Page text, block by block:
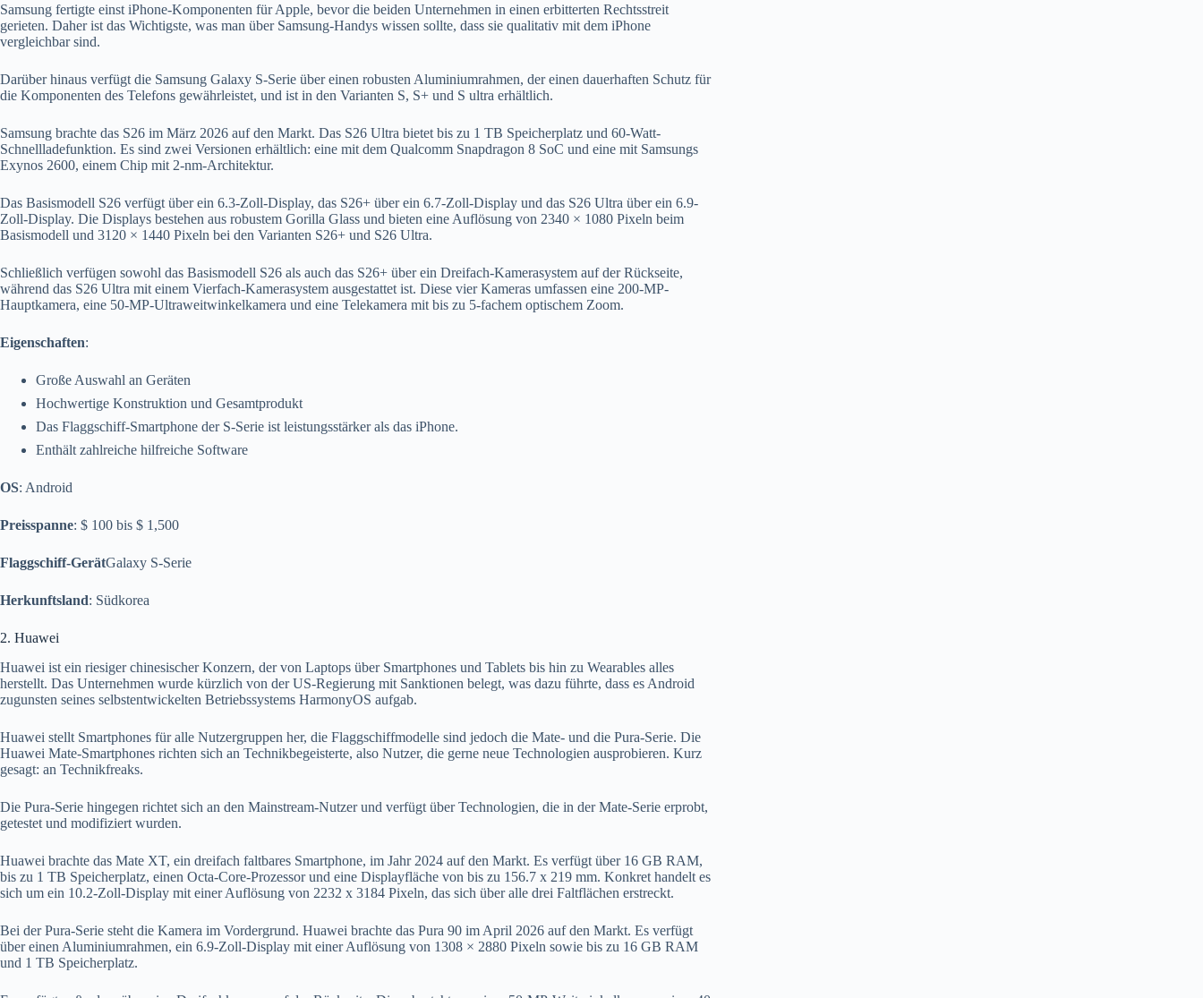
Samsung fertigte einst iPhone-Komponenten für Apple, bevor die beiden Unternehmen in einen erbitterten Rechtsstreit
gerieten. Daher ist das Wichtigste, was man über Samsung-Handys wissen sollte, dass sie qualitativ mit dem iPhone
vergleichbar sind.
Darüber hinaus verfügt die Samsung Galaxy S-Serie über einen robusten Aluminiumrahmen, der einen dauerhaften Schutz für
die Komponenten des Telefons gewährleistet, und ist in den Varianten S, S+ und S ultra erhältlich.
Samsung brachte das S26 im März 2026 auf den Markt. Das S26 Ultra bietet bis zu 1 TB Speicherplatz und 60-Watt-
Schnellladefunktion. Es sind zwei Versionen erhältlich: eine mit dem Qualcomm Snapdragon 8 SoC und eine mit Samsungs
Exynos 2600, einem Chip mit 2-nm-Architektur.
Das Basismodell S26 verfügt über ein 6.3-Zoll-Display, das S26+ über ein 6.7-Zoll-Display und das S26 Ultra über ein 6.9-
Zoll-Display. Die Displays bestehen aus robustem Gorilla Glass und bieten eine Auflösung von 2340 × 1080 Pixeln beim
Basismodell und 3120 × 1440 Pixeln bei den Varianten S26+ und S26 Ultra.
Schließlich verfügen sowohl das Basismodell S26 als auch das S26+ über ein Dreifach-Kamerasystem auf der Rückseite,
während das S26 Ultra mit einem Vierfach-Kamerasystem ausgestattet ist. Diese vier Kameras umfassen eine 200-MP-
Hauptkamera, eine 50-MP-Ultraweitwinkelkamera und eine Telekamera mit bis zu 5-fachem optischem Zoom.
Eigenschaften:
Große Auswahl an Geräten
Hochwertige Konstruktion und Gesamtprodukt
Das Flaggschiff-Smartphone der S-Serie ist leistungsstärker als das iPhone.
Enthält zahlreiche hilfreiche Software
OS: Android
Preisspanne: $ 100 bis $ 1,500
Flaggschiff-GerätGalaxy S-Serie
Herkunftsland: Südkorea
2. Huawei
Huawei ist ein riesiger chinesischer Konzern, der von Laptops über Smartphones und Tablets bis hin zu Wearables alles
herstellt. Das Unternehmen wurde kürzlich von der US-Regierung mit Sanktionen belegt, was dazu führte, dass es Android
zugunsten seines selbstentwickelten Betriebssystems HarmonyOS aufgab.
Huawei stellt Smartphones für alle Nutzergruppen her, die Flaggschiffmodelle sind jedoch die Mate- und die Pura-Serie. Die
Huawei Mate-Smartphones richten sich an Technikbegeisterte, also Nutzer, die gerne neue Technologien ausprobieren. Kurz
gesagt: an Technikfreaks.
Die Pura-Serie hingegen richtet sich an den Mainstream-Nutzer und verfügt über Technologien, die in der Mate-Serie erprobt,
getestet und modifiziert wurden.
Huawei brachte das Mate XT, ein dreifach faltbares Smartphone, im Jahr 2024 auf den Markt. Es verfügt über 16 GB RAM,
bis zu 1 TB Speicherplatz, einen Octa-Core-Prozessor und eine Displayfläche von bis zu 156.7 x 219 mm. Konkret handelt es
sich um ein 10.2-Zoll-Display mit einer Auflösung von 2232 x 3184 Pixeln, das sich über alle drei Faltflächen erstreckt.
Bei der Pura-Serie steht die Kamera im Vordergrund. Huawei brachte das Pura 90 im April 2026 auf den Markt. Es verfügt
über einen Aluminiumrahmen, ein 6.9-Zoll-Display mit einer Auflösung von 1308 × 2880 Pixeln sowie bis zu 16 GB RAM
und 1 TB Speicherplatz.